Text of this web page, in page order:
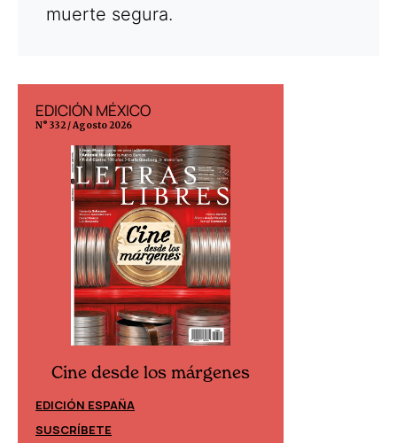
muerte segura.
EDICIÓN MÉXICO
N° 332 / Agosto 2026
Cine desde los márgenes
EDICIÓN ESPAÑA
SUSCRÍBETE